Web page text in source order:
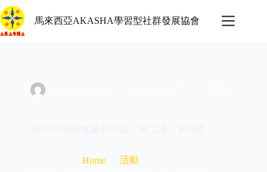
Skip
to
content
馬來西亞AKASHA學習型社群發展協會
Home
活動